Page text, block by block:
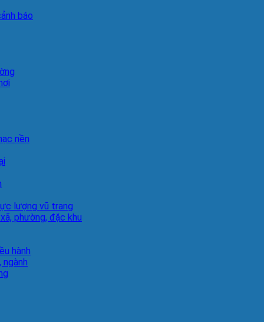
báo
nền
lượng vũ trang
phường, đặc khu
hành